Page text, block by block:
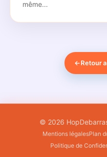
même...
←Retour
© 2026
Mentions légalesPlan
Politique de